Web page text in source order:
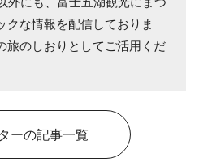
クな情報を配信しておりま
旅のしおりとしてご活用くだ
ーの記事一覧